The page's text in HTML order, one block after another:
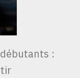
: